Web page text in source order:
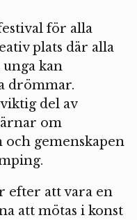
för alla
plats där alla
kan
drömmar.
del av
om
gemenskapen
efter att vara en
att mötas i konst